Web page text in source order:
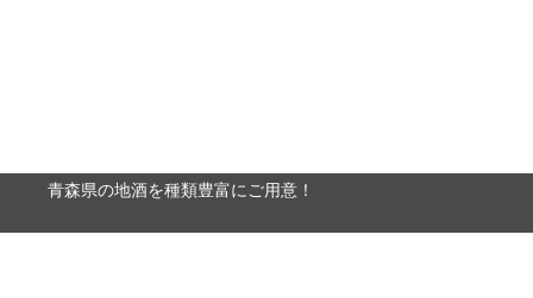
青森県の地酒を種類豊富にご用意！